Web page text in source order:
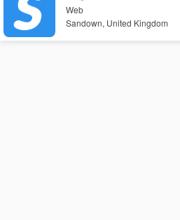
Web
Sandown, United Kingdom